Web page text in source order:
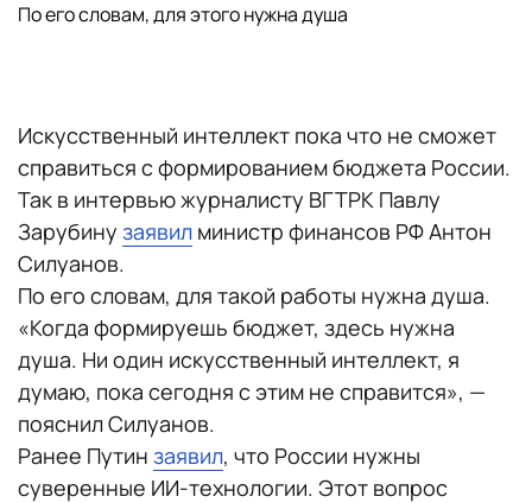
По его словам, для этого нужна душа
Искусственный интеллект пока что не сможет
справиться с формированием бюджета России.
Так в интервью журналисту ВГТРК Павлу
Зарубину заявил министр финансов РФ Антон
Силуанов.
По его словам, для такой работы нужна душа.
«Когда формируешь бюджет, здесь нужна
душа. Ни один искусственный интеллект, я
думаю, пока сегодня с этим не справится», —
пояснил Силуанов.
Ранее Путин заявил, что России нужны
суверенные ИИ-технологии. Этот вопрос